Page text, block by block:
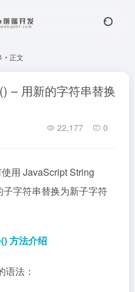
• 正文
– 用新的字符串替换
22,177 0
用 JavaScript String
字符串替换为新子字符
方法介绍
法：